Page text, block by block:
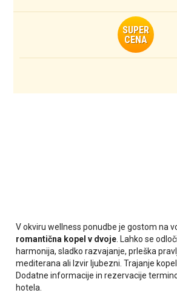
SUPER
CENA
V okviru wellness ponudbe je gostom na
romantična kopel v dvoje . Lahko se
harmonija, sladko razvajanje, prleška
mediterana ali Izvir ljubezni. Trajanje
Dodatne informacije in rezervacije
hotela.